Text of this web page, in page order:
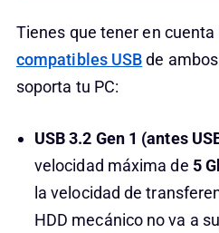
Tienes que tener en cuenta
compatibles USBde
soporta tu PC:
USB 3.2 Gen 1 (antes
velocidad máxima de 5
la velocidad de
HDD mecánico no va a